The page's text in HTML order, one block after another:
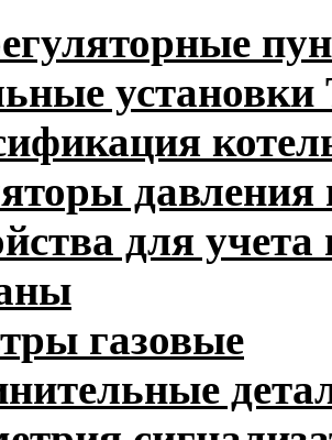
давления
для учета
газовые